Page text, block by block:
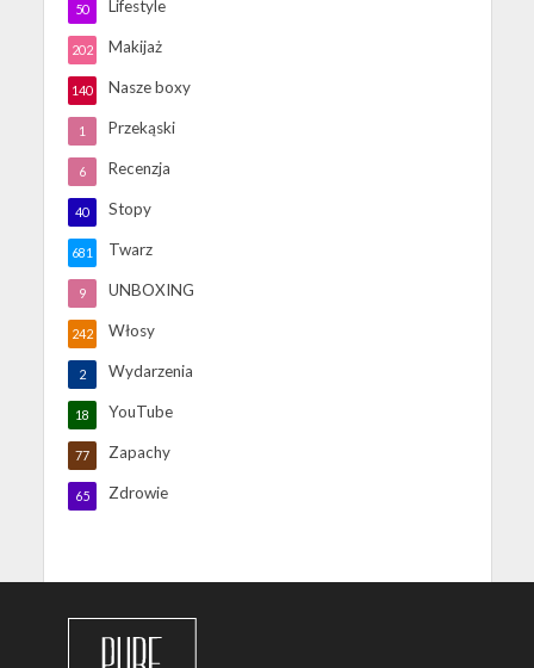
Lifestyle
50
Makijaż
202
Nasze boxy
140
Przekąski
1
Recenzja
6
Stopy
40
Twarz
681
UNBOXING
9
Włosy
242
Wydarzenia
2
YouTube
18
Zapachy
77
Zdrowie
65